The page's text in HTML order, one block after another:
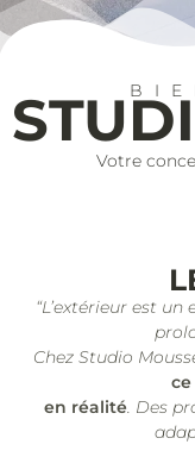
Votre
“L’extérieur est
Chez Studio
en réalité. Des